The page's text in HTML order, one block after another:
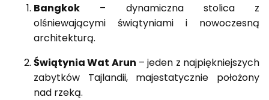
Bangkok – dynamiczna stolica z
olśniewającymi świątyniami i nowoczesną
architekturą.
Świątynia Wat Arun – jeden z najpiękniejszych
zabytków Tajlandii, majestatycznie położony
nad rzeką.